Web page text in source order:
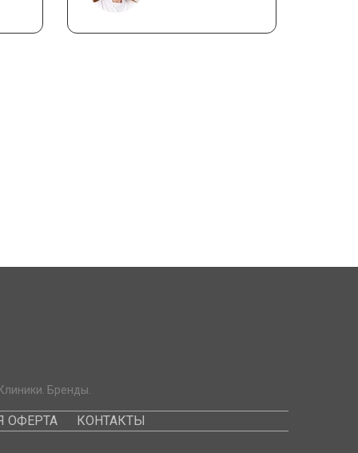
Бренды.
ОФЕРТА КОНТАКТЫ